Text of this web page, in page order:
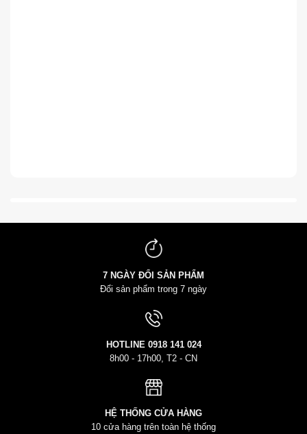
7 NGÀY ĐỔI SẢN PHẨM
Đổi sản phẩm trong 7 ngày
HOTLINE 0918 141 024
8h00 - 17h00, T2 - CN
HỆ THỐNG CỬA HÀNG
10 cửa hàng trên toàn hệ thống